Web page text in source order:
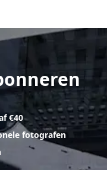
€40
fotografen